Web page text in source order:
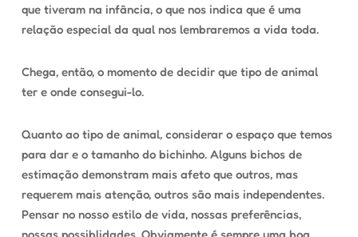
que tiveram na infância, o que nos indica que é uma
relação especial da qual nos lembraremos a vida toda.
Chega, então, o momento de decidir que tipo de animal
ter e onde consegui-lo.
Quanto ao tipo de animal, considerar o espaço que temos
para dar e o tamanho do bichinho. Alguns bichos de
estimação demonstram mais afeto que outros, mas
requerem mais atenção, outros são mais independentes.
Pensar no nosso estilo de vida, nossas preferências,
nossas possiblidades. Obviamente é sempre uma boa